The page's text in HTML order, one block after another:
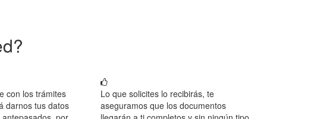
con los trámites
darnos tus datos
Lo que solicites lo recibirás, te
aseguramos que los documentos